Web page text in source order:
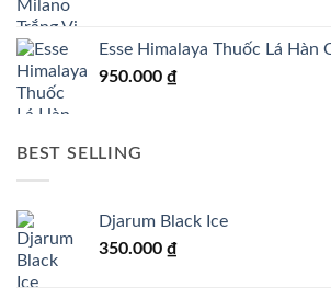
Esse Himalaya Thuốc Lá Hàn
950.000 ₫
BEST SELLING
Djarum Black Ice
350.000 ₫